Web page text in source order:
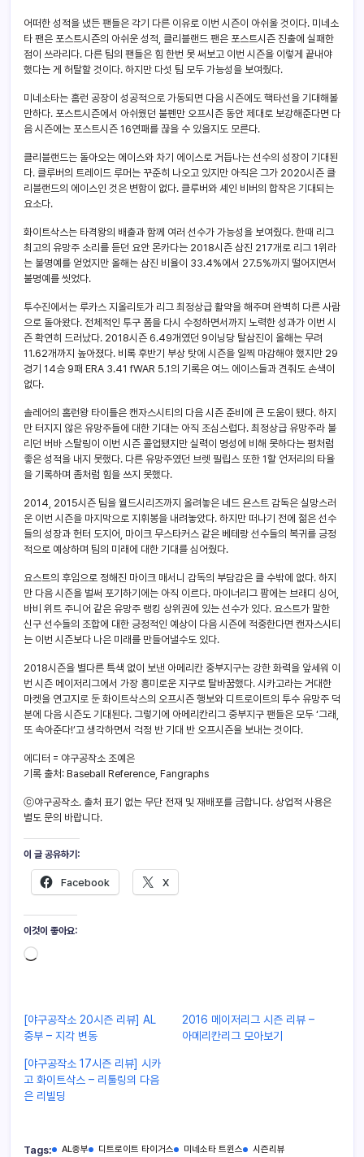
어떠한 성적을 냈든 팬들은 각기 다른 이유로 이번 시즌이 아쉬울 것이다. 미네소
타 팬은 포스트시즌의 아쉬운 성적, 클리블랜드 팬은 포스트시즌 진출에 실패한
점이 쓰라리다. 다른 팀의 팬들은 힘 한번 못 써보고 이번 시즌을 이렇게 끝내야
했다는 게 허탈할 것이다. 하지만 다섯 팀 모두 가능성을 보여줬다.
미네소타는 홈런 공장이 성공적으로 가동되면 다음 시즌에도 핵타선을 기대해볼
만하다. 포스트시즌에서 아쉬웠던 불펜만 오프시즌 동안 제대로 보강해준다면 다
음 시즌에는 포스트시즌 16연패를 끊을 수 있을지도 모른다.
클리블랜드는 돌아오는 에이스와 차기 에이스로 거듭나는 선수의 성장이 기대된
다. 클루버의 트레이드 루머는 꾸준히 나오고 있지만 아직은 그가 2020시즌 클
리블랜드의 에이스인 것은 변함이 없다. 클루버와 셰인 비버의 합작은 기대되는
요소다.
화이트삭스는 타격왕의 배출과 함께 여러 선수가 가능성을 보여줬다. 한때 리그
최고의 유망주 소리를 듣던 요안 몬카다는 2018시즌 삼진 217개로 리그 1위라
는 불명예를 얻었지만 올해는 삼진 비율이 33.4%에서 27.5%까지 떨어지면서
불명예를 씻었다.
투수진에서는 루카스 지올리토가 리그 최정상급 활약을 해주며 완벽히 다른 사람
으로 돌아왔다. 전체적인 투구 폼을 다시 수정하면서까지 노력한 성과가 이번 시
즌 확연히 드러났다. 2018시즌 6.49개였던 9이닝당 탈삼진이 올해는 무려
11.62개까지 높아졌다. 비록 후반기 부상 탓에 시즌을 일찍 마감해야 했지만 29
경기 14승 9패 ERA 3.41 fWAR 5.1의 기록은 여느 에이스들과 견줘도 손색이
없다.
솔레어의 홈런왕 타이틀은 캔자스시티의 다음 시즌 준비에 큰 도움이 됐다. 하지
만 터지지 않은 유망주들에 대한 기대는 아직 조심스럽다. 최정상급 유망주라 불
리던 버바 스탈링이 이번 시즌 콜업됐지만 실력이 명성에 비해 못하다는 평처럼
좋은 성적을 내지 못했다. 다른 유망주였던 브렛 필립스 또한 1할 언저리의 타율
을 기록하며 좀처럼 힘을 쓰지 못했다.
2014, 2015시즌 팀을 월드시리즈까지 올려놓은 네드 욘스트 감독은 실망스러
운 이번 시즌을 마지막으로 지휘봉을 내려놓았다. 하지만 떠나기 전에 젊은 선수
들의 성장과 헌터 도지어, 마이크 무스타커스 같은 베테랑 선수들의 복귀를 긍정
적으로 예상하며 팀의 미래에 대한 기대를 심어줬다.
요스트의 후임으로 정해진 마이크 매서니 감독의 부담감은 클 수밖에 없다. 하지
만 다음 시즌을 벌써 포기하기에는 아직 이르다. 마이너리그 팜에는 브래디 싱어,
바비 위트 주니어 같은 유망주 랭킹 상위권에 있는 선수가 있다. 요스트가 말한
신구 선수들의 조합에 대한 긍정적인 예상이 다음 시즌에 적중한다면 캔자스시티
는 이번 시즌보다 나은 미래를 만들어낼수도 있다.
2018시즌을 별다른 특색 없이 보낸 아메리칸 중부지구는 강한 화력을 앞세워 이
번 시즌 메이저리그에서 가장 흥미로운 지구로 탈바꿈했다. 시카고라는 거대한
마켓을 연고지로 둔 화이트삭스의 오프시즌 행보와 디트로이트의 투수 유망주 덕
분에 다음 시즌도 기대된다. 그렇기에 아메리칸리그 중부지구 팬들은 모두 ‘그래,
또 속아준다!’고 생각하면서 걱정 반 기대 반 오프시즌을 보내는 것이다.
에디터 = 야구공작소 조예은
기록 출처: Baseball Reference, Fangraphs
ⓒ야구공작소. 출처 표기 없는 무단 전재 및 재배포를 금합니다. 상업적 사용은
별도 문의 바랍니다.
이 글 공유하기:
Facebook X
이것이 좋아요:
[야구공작소 20시즌 리뷰] AL
중부 – 지각 변동
2016 메이저리그 시즌 리뷰 –
아메리칸리그 모아보기
[야구공작소 17시즌 리뷰] 시카
고 화이트삭스 – 리툴링의 다음
은 리빌딩
Tags: AL중부 디트로이트 타이거스 미네소타 트윈스 시즌리뷰